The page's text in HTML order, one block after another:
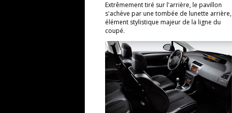
Extrêmement tiré sur l'arrière, le pavillon
s'achève par une tombée de lunette arrière,
élément stylistique majeur de la ligne du
coupé.